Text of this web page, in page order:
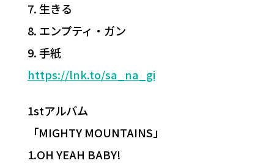
7. 生きる
8. エンプティ・ガン
9. 手紙
https://lnk.to/sa_na_gi
1stアルバム
「MIGHTY MOUNTAINS」
1.OH YEAH BABY!